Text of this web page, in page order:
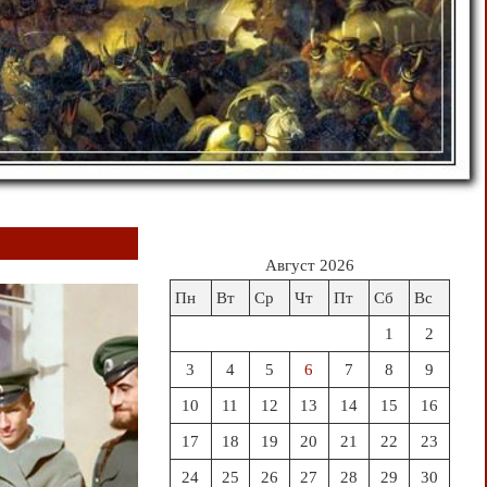
Август 2026
Пн
Вт Ср Чт Пт Сб Вс
1 2
3 4 5 6 7 8 9
10 11 12 13 14 15 16
17 18 19 20 21 22 23
24 25 26 27 28 29 30